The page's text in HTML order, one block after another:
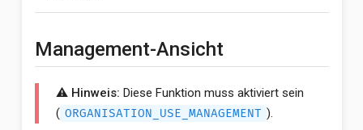
Management-Ansicht
⚠️ Hinweis: Diese Funktion muss aktiviert sein
( ORGANISATION_USE_MANAGEMENT ).